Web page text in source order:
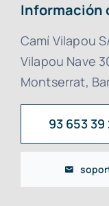
Información
Camí Vilapou
Vilapou Nave
Montserrat,
93 653 39